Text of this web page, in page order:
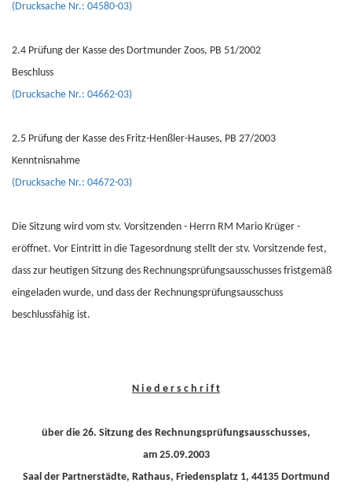
(Drucksache Nr.: 04580-03)
2.4 Prüfung der Kasse des Dortmunder Zoos, PB 51/2002
Beschluss
(Drucksache Nr.: 04662-03)
2.5 Prüfung der Kasse des Fritz-Henßler-Hauses, PB 27/2003
Kenntnisnahme
(Drucksache Nr.: 04672-03)
Die Sitzung wird vom stv. Vorsitzenden - Herrn RM Mario Krüger -
eröffnet. Vor Eintritt in die Tagesordnung stellt der stv. Vorsitzende fest,
dass zur heutigen Sitzung des Rechnungsprüfungsausschusses fristgemäß
eingeladen wurde, und dass der Rechnungsprüfungsausschuss
beschlussfähig ist.
N i e d e r s c h r i f t
über die 26. Sitzung des Rechnungsprüfungsausschusses,
am 25.09.2003
Saal der Partnerstädte, Rathaus, Friedensplatz 1, 44135 Dortmund